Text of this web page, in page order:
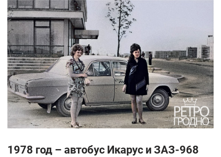
1978 год – автобус Икарус и ЗАЗ-968